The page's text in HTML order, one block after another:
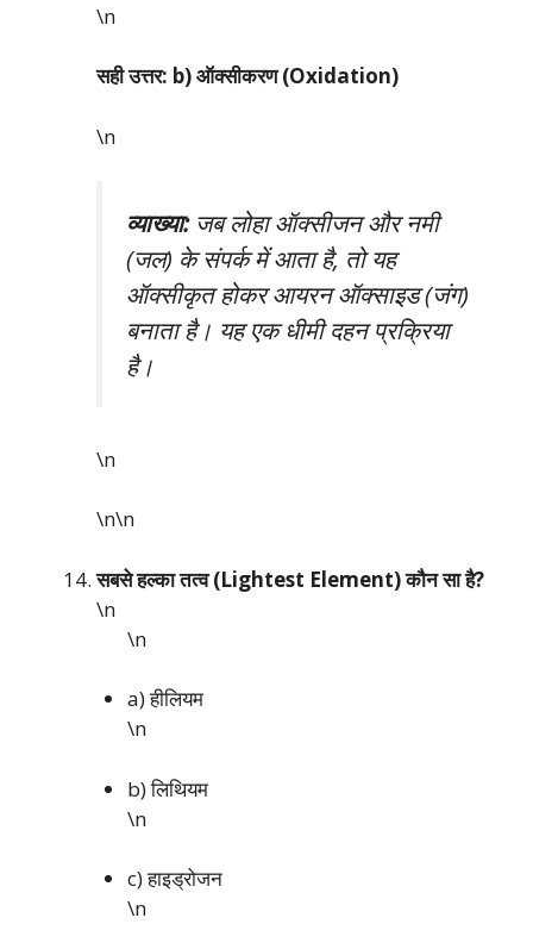
\n
सही उत्तर: b) ऑक्सीकरण (Oxidation)
\n
व्याख्या:जब लोहा ऑक्सीजन और नमी
(जल) के संपर्क में आता है, तो यह
ऑक्सीकृत होकर आयरन ऑक्साइड (जंग)
बनाता है। यह एक धीमी दहन प्रक्रिया
है।
\n
\n\n
सबसे हल्का तत्व (Lightest Element) कौन सा है?
\n
\n
a) हीलियम
\n
b) लिथियम
\n
c) हाइड्रोजन
\n